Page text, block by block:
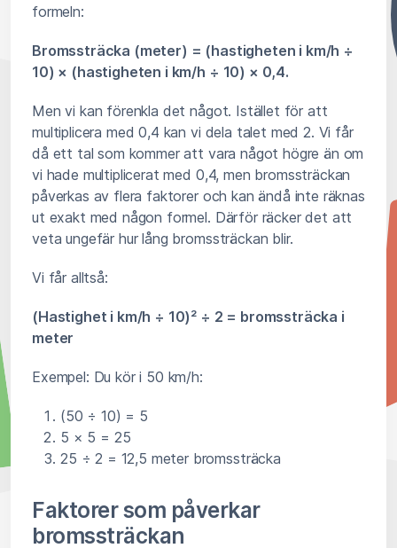
formeln:
Bromssträcka (meter) = (hastigheten i km/h ÷
10) × (hastigheten i km/h ÷ 10) × 0,4.
Men vi kan förenkla det något. Istället för att
multiplicera med 0,4 kan vi dela talet med 2. Vi får
då ett tal som kommer att vara något högre än om
vi hade multiplicerat med 0,4, men bromssträckan
påverkas av flera faktorer och kan ändå inte räknas
ut exakt med någon formel. Därför räcker det att
veta ungefär hur lång bromssträckan blir.
Vi får alltså:
(Hastighet i km/h ÷ 10)² ÷ 2 = bromssträcka i
meter
Exempel: Du kör i 50 km/h:
(50 ÷ 10) = 5
5 × 5 = 25
25 ÷ 2 = 12,5 meter bromssträcka
Faktorer som påverkar
bromssträckan